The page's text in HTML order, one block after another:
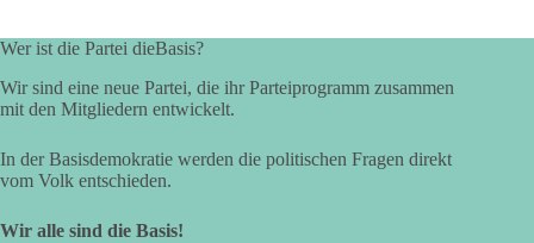
Wer ist die Partei dieBasis?
Wir sind eine neue Partei, die ihr Parteiprogramm zusammen
mit den Mitgliedern entwickelt.
In der Basisdemokratie werden die politischen Fragen direkt
vom Volk entschieden.
Wir alle sind die Basis!